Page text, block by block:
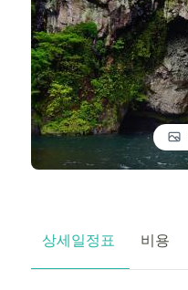
상세일정표 비용